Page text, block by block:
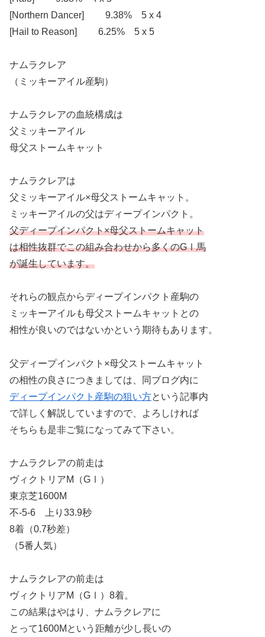
[Northern Dancer] 9.38% 5 x 4
[Hail to Reason] 6.25% 5 x 5
ナムラクレア
（ミッキーアイル産駒）
ナムラクレアの血統構成は
父ミッキーアイル
母父ストームキャット
ナムラクレアは
父ミッキーアイル×母父ストームキャット。
ミッキーアイルの父はディープインパクト。
父ディープインパクト×母父ストームキャット
は相性抜群でこの組み合わせから多くのGⅠ馬
が誕生しています。
それらの観点からディープインパクト産駒の
ミッキーアイルも母父ストームキャットとの
相性が良いのではないかという期待もあります。
父ディープインパクト×母父ストームキャット
の相性の良さにつきましては、同ブログ内に
ディープインパクト産駒の狙い方という記事内
で詳しく解説していますので、よろしければ
そちらも是非ご覧になってみて下さい。
ナムラクレアの前走は
ヴィクトリアM（GⅠ）
東京芝1600M
不-5-6 上り33.9秒
8着（0.7秒差）
（5番人気）
ナムラクレアの前走は
ヴィクトリアM（GⅠ）8着。
この結果はやはり、ナムラクレアに
とって1600Mという距離が少し長いの